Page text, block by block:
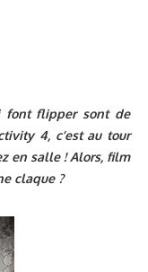
font flipper sont de
4, c’est au tour
en salle ! Alors, film
claque ?